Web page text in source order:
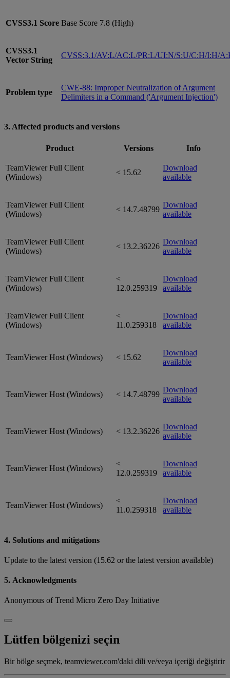
CVSS3.1 Score Base Score 7.8 (High)
CVSS3.1
Vector String
CVSS:3.1/AV:L/AC:L/PR:L/UI:N/S:U/C:H/I:H/
Problem type
CWE-88: Improper Neutralization of Argument
Delimiters in a Command ('Argument Injection')
3. Affected products and versions
Product Versions Info
TeamViewer Full Client
(Windows)
< 15.62
Download
available
TeamViewer Full Client
(Windows)
< 14.7.48799
Download
available
TeamViewer Full Client
(Windows)
< 13.2.36226
Download
available
TeamViewer Full Client
(Windows)
<
12.0.259319
Download
available
TeamViewer Full Client
(Windows)
<
11.0.259318
Download
available
TeamViewer Host (Windows) < 15.62
Download
available
TeamViewer Host (Windows) < 14.7.48799
Download
available
TeamViewer Host (Windows) < 13.2.36226
Download
available
TeamViewer Host (Windows)
<
12.0.259319
Download
available
TeamViewer Host (Windows)
<
11.0.259318
Download
available
4. Solutions and mitigations
Update to the latest version (15.62 or the latest version available)
5. Acknowledgments
Anonymous of Trend Micro Zero Day Initiative
Lütfen bölgenizi seçin
Bir bölge seçmek, teamviewer.com'daki dili ve/veya içeriği değiştirir